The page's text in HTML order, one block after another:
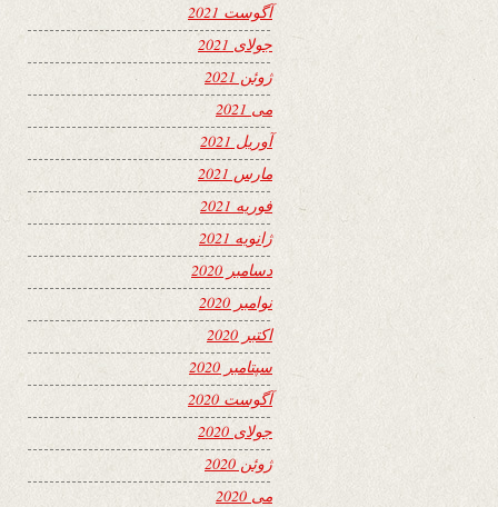
آگوست 2021
جولای 2021
ژوئن 2021
می 2021
آوریل 2021
مارس 2021
فوریه 2021
ژانویه 2021
دسامبر 2020
نوامبر 2020
اکتبر 2020
سپتامبر 2020
آگوست 2020
جولای 2020
ژوئن 2020
می 2020